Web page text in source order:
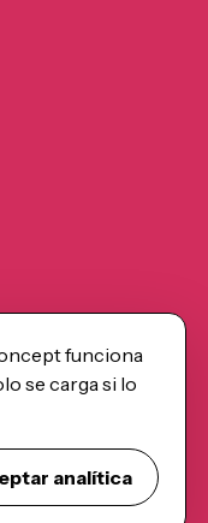
funciona
se carga si lo
analítica